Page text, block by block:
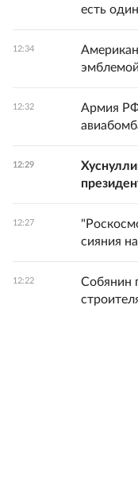
есть
12:34
12:32
Армия РФ
12:29
12:27
сияния
12:22
Собянин